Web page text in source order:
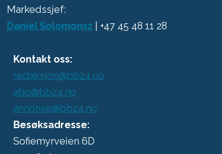
Markedssjef:
Daniel Solomonsz | +47 45 48 11 28
Kontakt oss:
redaksjon@bb24.no
abo@bb24.no
annonse@bb24.no
Besøksadresse:
Sofiemyrveien 6D